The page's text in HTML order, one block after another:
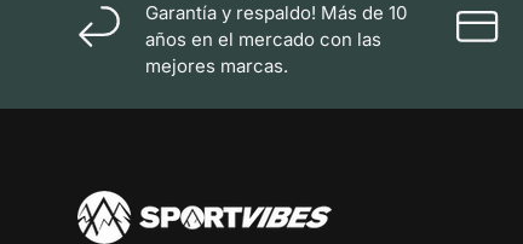
Garantía y respaldo! Más de 10
años en el mercado con las
mejores marcas.